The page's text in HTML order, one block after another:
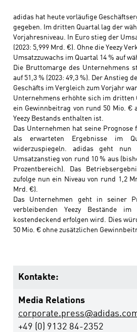
adidas hat heute vorläufige
gegeben. Im dritten Quartal lag der
Vorjahresniveau. In Euro stieg der
(2023: 5,999 Mrd. €). Ohne die Yeezy
Umsatzzuwachs im Quartal 14 % auf
Die Bruttomarge des Unternehmens
auf 51,3 % (2023: 49,3 %). Der
Geschäfts im Vergleich zum Vorjahr
Unternehmens erhöhte sich im dritten
ein Gewinnbeitrag von rund 50 Mio. €
Yeezy Bestands enthalten ist.
Das Unternehmen hat seine
als erwarteten Ergebnisse im
widerzuspiegeln. adidas geht nun
Umsatzanstieg von rund 10 % aus
Prozentbereich). Das
zufolge nun ein Niveau von rund 1,2
Mrd. €).
Das Unternehmen geht in seiner
verbleibenden Yeezy Bestände
kostendeckend erfolgen wird. Dies
50 Mio. € ohne zusätzlichen
Kontakte:
Media Relations
+49 (0) 9132 84-2352